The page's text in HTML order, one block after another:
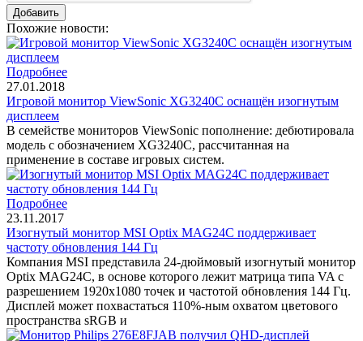
Похожие новости:
Подробнее
27.01.2018
Игровой монитор ViewSonic XG3240C оснащён изогнутым
дисплеем
В семействе мониторов ViewSonic пополнение: дебютировала
модель с обозначением XG3240C, рассчитанная на
применение в составе игровых систем.
Подробнее
23.11.2017
Изогнутый монитор MSI Optix MAG24C поддерживает
частоту обновления 144 Гц
Компания MSI представила 24-дюймовый изогнутый монитор
Optix MAG24C, в основе которого лежит матрица типа VA с
разрешением 1920x1080 точек и частотой обновления 144 Гц.
Дисплей может похвастаться 110%-ным охватом цветового
пространства sRGB и